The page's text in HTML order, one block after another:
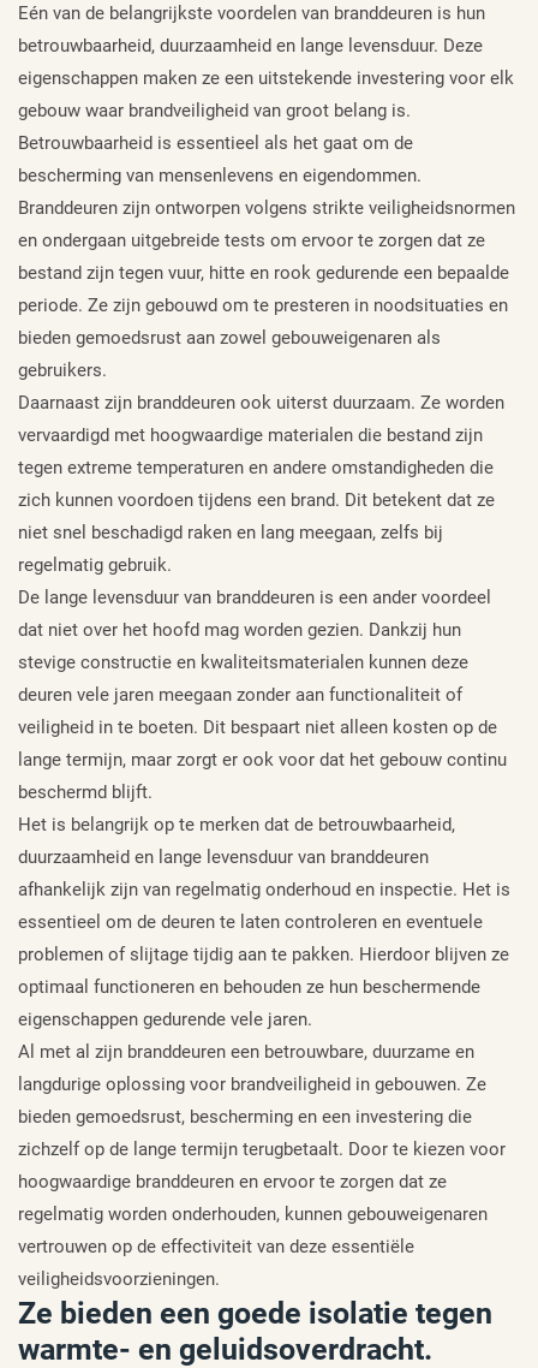
Eén van de belangrijkste voordelen van branddeuren is hun
betrouwbaarheid, duurzaamheid en lange levensduur. Deze
eigenschappen maken ze een uitstekende investering voor elk
gebouw waar brandveiligheid van groot belang is.
Betrouwbaarheid is essentieel als het gaat om de
bescherming van mensenlevens en eigendommen.
Branddeuren zijn ontworpen volgens strikte veiligheidsnormen
en ondergaan uitgebreide tests om ervoor te zorgen dat ze
bestand zijn tegen vuur, hitte en rook gedurende een bepaalde
periode. Ze zijn gebouwd om te presteren in noodsituaties en
bieden gemoedsrust aan zowel gebouweigenaren als
gebruikers.
Daarnaast zijn branddeuren ook uiterst duurzaam. Ze worden
vervaardigd met hoogwaardige materialen die bestand zijn
tegen extreme temperaturen en andere omstandigheden die
zich kunnen voordoen tijdens een brand. Dit betekent dat ze
niet snel beschadigd raken en lang meegaan, zelfs bij
regelmatig gebruik.
De lange levensduur van branddeuren is een ander voordeel
dat niet over het hoofd mag worden gezien. Dankzij hun
stevige constructie en kwaliteitsmaterialen kunnen deze
deuren vele jaren meegaan zonder aan functionaliteit of
veiligheid in te boeten. Dit bespaart niet alleen kosten op de
lange termijn, maar zorgt er ook voor dat het gebouw continu
beschermd blijft.
Het is belangrijk op te merken dat de betrouwbaarheid,
duurzaamheid en lange levensduur van branddeuren
afhankelijk zijn van regelmatig onderhoud en inspectie. Het is
essentieel om de deuren te laten controleren en eventuele
problemen of slijtage tijdig aan te pakken. Hierdoor blijven ze
optimaal functioneren en behouden ze hun beschermende
eigenschappen gedurende vele jaren.
Al met al zijn branddeuren een betrouwbare, duurzame en
langdurige oplossing voor brandveiligheid in gebouwen. Ze
bieden gemoedsrust, bescherming en een investering die
zichzelf op de lange termijn terugbetaalt. Door te kiezen voor
hoogwaardige branddeuren en ervoor te zorgen dat ze
regelmatig worden onderhouden, kunnen gebouweigenaren
vertrouwen op de effectiviteit van deze essentiële
veiligheidsvoorzieningen.
Ze bieden een goede isolatie tegen
warmte- en geluidsoverdracht.